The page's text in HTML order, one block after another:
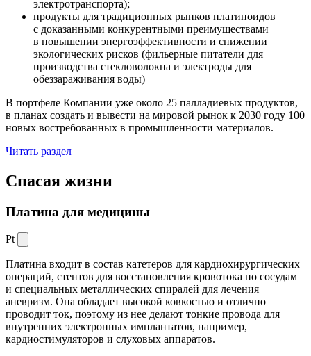
электротранспорта);
продукты для традиционных рынков платиноидов
с доказанными конкурентными преимуществами
в повышении энергоэффективности и снижении
экологических рисков (фильерные питатели для
производства стекловолокна и электроды для
обеззараживания воды)
В портфеле Компании уже около 25 палладиевых продуктов,
в планах создать и вывести на мировой рынок к 2030 году 100
новых востребованных в промышленности материалов.
Читать раздел
Спасая жизни
Платина для медицины
Pt
Платина входит в состав катетеров для кардиохирургических
операций, стентов для восстановления кровотока по сосудам
и специальных металлических спиралей для лечения
аневризм. Она обладает высокой ковкостью и отлично
проводит ток, поэтому из нее делают тонкие провода для
внутренних электронных имплантатов, например,
кардиостимуляторов и слуховых аппаратов.